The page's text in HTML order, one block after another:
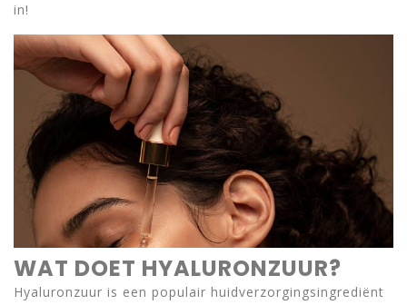
in!
WAT DOET HYALURONZUUR?
Hyaluronzuur is een populair huidverzorgingsingrediënt